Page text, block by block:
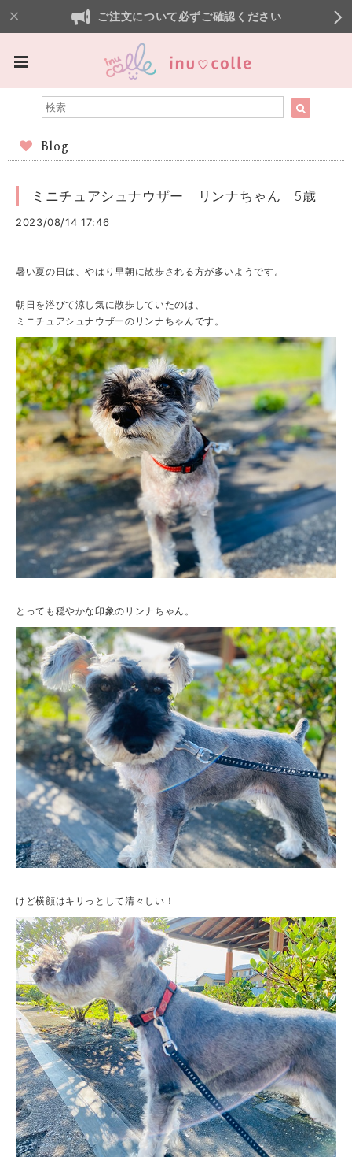
ご注文について必ずご確認ください
Blog
ミニチュアシュナウザー リンナちゃん 5歳
2023/08/14 17:46
暑い夏の日は、やはり早朝に散歩される方が多いようです。
朝日を浴びて涼し気に散歩していたのは、
ミニチュアシュナウザーのリンナちゃんです。
とっても穏やかな印象のリンナちゃん。
けど横顔はキリっとして清々しい！